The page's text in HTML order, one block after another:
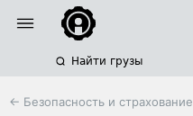
Найти грузы
← Безопасность и страхование